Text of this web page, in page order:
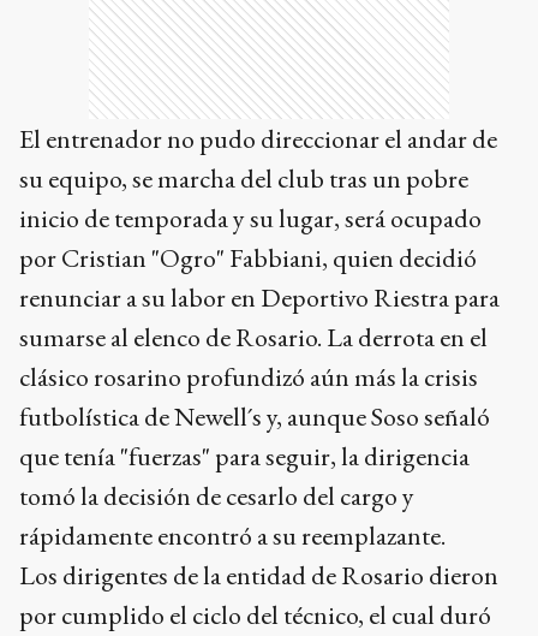
El entrenador no pudo direccionar el andar de
su equipo, se marcha del club tras un pobre
inicio de temporada y su lugar, será ocupado
por Cristian "Ogro" Fabbiani, quien decidió
renunciar a su labor en Deportivo Riestra para
sumarse al elenco de Rosario. La derrota en el
clásico rosarino profundizó aún más la crisis
futbolística de Newell´s y, aunque Soso señaló
que tenía "fuerzas" para seguir, la dirigencia
tomó la decisión de cesarlo del cargo y
rápidamente encontró a su reemplazante.
Los dirigentes de la entidad de Rosario dieron
por cumplido el ciclo del técnico, el cual duró